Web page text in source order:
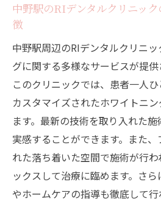
中野駅のRIデンタルクリニッ
徴
中野駅周辺のRIデンタルクリニ
グに関する多様なサービスが提供
このクリニックでは、患者一人
カスタマイズされたホワイトニ
ます。最新の技術を取り入れた
実感することができます。また
れた落ち着いた空間で施術が行
ックスして治療に臨めます。さ
やホームケアの指導も徹底して